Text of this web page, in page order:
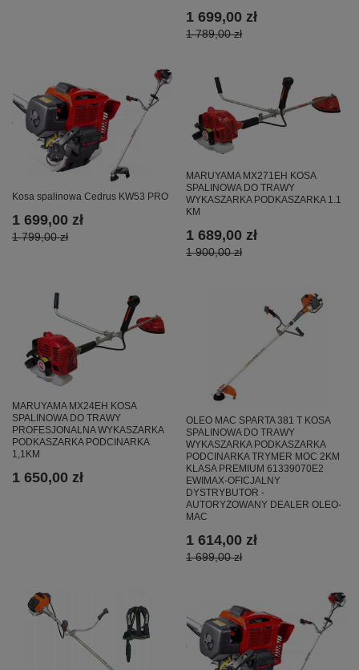
1 699,00 zł
1 789,00 zł
Kosa spalinowa Cedrus KW53 PRO
1 699,00 zł
1 799,00 zł
MARUYAMA MX271EH KOSA
SPALINOWA DO TRAWY
WYKASZARKA PODKASZARKA 1.1
KM
1 689,00 zł
1 900,00 zł
MARUYAMA MX24EH KOSA
SPALINOWA DO TRAWY
PROFESJONALNA WYKASZARKA
PODKASZARKA PODCINARKA
1,1KM
1 650,00 zł
OLEO MAC SPARTA 381 T KOSA
SPALINOWA DO TRAWY
WYKASZARKA PODKASZARKA
PODCINARKA TRYMER MOC 2KM
KLASA PREMIUM 61339070E2
EWIMAX-OFICJALNY
DYSTRYBUTOR -
AUTORYZOWANY DEALER OLEO-
MAC
1 614,00 zł
1 699,00 zł